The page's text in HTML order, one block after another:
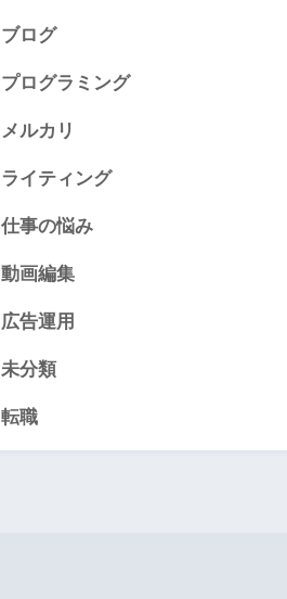
ブログ
プログラミング
メルカリ
ライティング
仕事の悩み
動画編集
広告運用
未分類
転職